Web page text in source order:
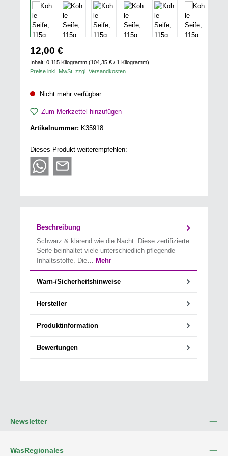
Regulärer Preis:
12,00 €
Inhalt:0.115 Kilogramm(104,35 € / 1 Kilogramm)
Preise inkl. MwSt. zzgl. Versandkosten
Nicht mehr verfügbar
Zum Merkzettel hinzufügen
Artikelnummer: K35918
Dieses Produkt weiterempfehlen:
Beschreibung
Schwarz & klärend wie die Nacht Diese zertifizierte
Seife beinhaltet viele unterschiedlich pflegende
Inhaltsstoffe. Die…
Mehr
Warn-/Sicherheitshinweise
Hersteller
Produktinformation
Bewertungen
Newsletter
WasRegionales